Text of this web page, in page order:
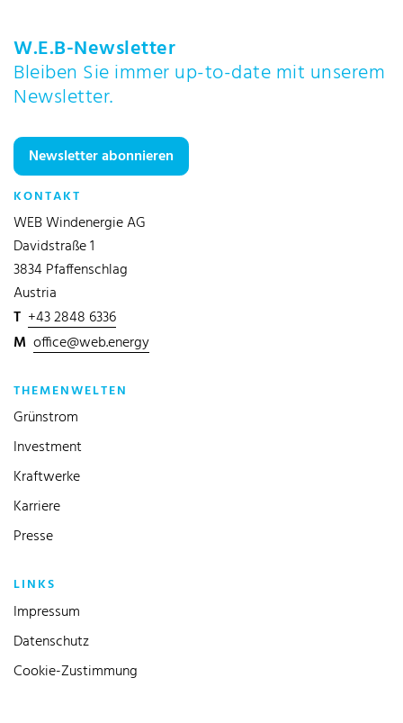
W.E.B-Newsletter
Bleiben Sie immer up-to-date mit unserem
Newsletter.
Newsletter abonnieren
KONTAKT
WEB Windenergie AG
Davidstraße 1
3834 Pfaffenschlag
Austria
T +43 2848 6336
M office@web.energy
THEMENWELTEN
Grünstrom
Investment
Kraftwerke
Karriere
Presse
LINKS
Impressum
Datenschutz
Cookie-Zustimmung